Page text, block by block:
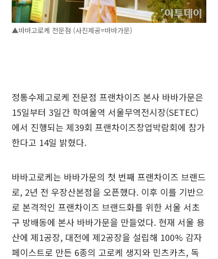
▲바바고로케 전문점 (사진제공=바바가문)
정통수제고로케 전문점 프랜차이즈 본사 바바가문은
15일부터 3일간 학여울역 서울무역전시장(SETEC)
에서 진행되는 제39회 프랜차이즈창업박람회에 참가
한다고 14일 밝혔다.
바바고로케는 바바가문의 첫 번째 프랜차이즈 브랜드
로, 2년 전 우장산본점을 오픈했다. 이후 이를 기반으
로 본격적인 프랜차이즈 브랜드화를 위한 서울 서초
구 방배동에 본사 바바가문을 만들었다. 현재 서울 용
산에 제1공장, 대전에 제2공장을 설립해 100% 감자
페이스트로 만든 6종의 고로케 생지와 민츠카츠, 독